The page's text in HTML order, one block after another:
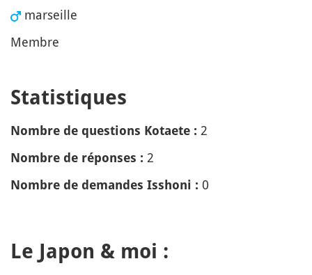
marseille
Membre
Statistiques
Nombre de questions Kotaete : 2
Nombre de réponses : 2
Nombre de demandes Isshoni : 0
Le Japon & moi :